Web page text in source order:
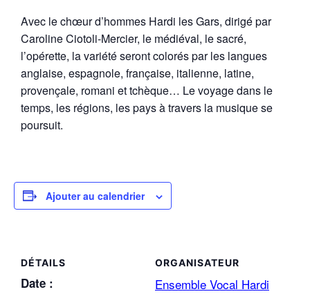
Avec le chœur d’hommes Hardi les Gars, dirigé par
Caroline Ciotoli-Mercier, le médiéval, le sacré,
l’opérette, la variété seront colorés par les langues
anglaise, espagnole, française, italienne, latine,
provençale, romani et tchèque… Le voyage dans le
temps, les régions, les pays à travers la musique se
poursuit.
Ajouter au calendrier
DÉTAILS
Date :
ORGANISATEUR
Ensemble Vocal Hardi